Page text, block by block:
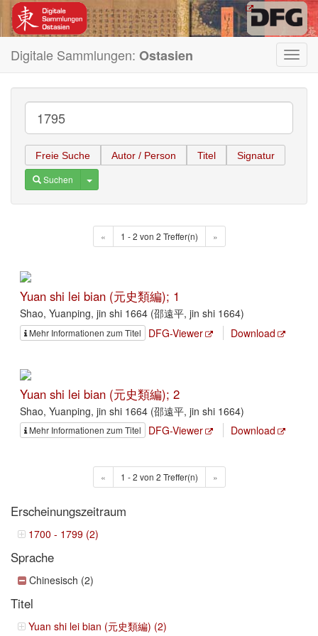
Digitale Sammlungen: Ostasien
Freie Suche Autor / Person Titel Signatur
Suchen Toggle Dropdown
« 1 - 2 von 2 Treffer(n) »
Yuan shi lei bian (元史類編); 1
Shao, Yuanping, jin shi 1664 (邵遠平, jin shi 1664)
Mehr Informationen zum Titel DFG-Viewer Download
Yuan shi lei bian (元史類編); 2
Shao, Yuanping, jin shi 1664 (邵遠平, jin shi 1664)
Mehr Informationen zum Titel DFG-Viewer Download
« 1 - 2 von 2 Treffer(n) »
Erscheinungszeitraum
1700 - 1799 (2)
Sprache
Chinesisch (2)
Titel
Yuan shi lei bian (元史類編) (2)